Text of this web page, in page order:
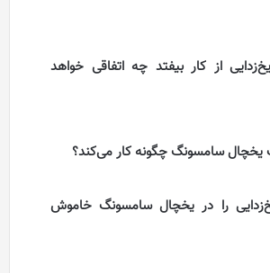
از کار بیفتد چه اتفاقی خواهد
یخچال سامسونگ چگونه کار می‌کند؟
را در یخچال سامسونگ خاموش